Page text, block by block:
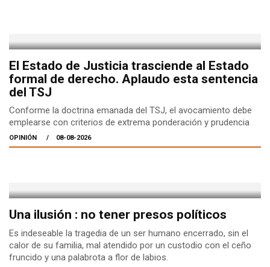
El Estado de Justicia trasciende al Estado
formal de derecho. Aplaudo esta sentencia
del TSJ
Conforme la doctrina emanada del TSJ, el avocamiento debe
emplearse con criterios de extrema ponderación y prudencia
OPINIÓN 08-08-2026
Una ilusión : no tener presos políticos
Es indeseable la tragedia de un ser humano encerrado, sin el
calor de su familia, mal atendido por un custodio con el ceño
fruncido y una palabrota a flor de labios.